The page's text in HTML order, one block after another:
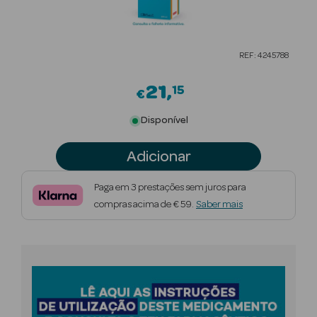
Beauty Season
Maquilhagem
Beauty Season
Beauty Season
REF: 4245788
€21 15
Disponível
Adicionar
Paga em 3 prestações sem juros para
compras acima de € 59. Saber mais